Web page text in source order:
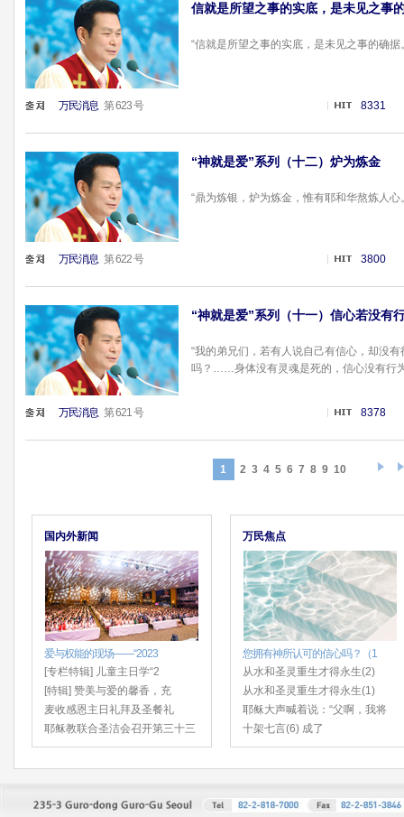
信就是所望之事的实底，是未见之事
“信就是所望之事的实底，是未见之事的确
万民消息第 623 号 8331
“神就是爱”系列（十二）炉为炼金
“鼎为炼银，炉为炼金，惟有耶和华熬炼人
万民消息第 622 号 3800
“神就是爱”系列（十一）信心若没有
“我的弟兄们，若有人说自己有信心，却没
吗？……身体没有灵魂是死的，信心没有行
万民消息第 621 号 8378
1 2 3 4 5 6 7 8 9 10
国内外新闻
爱与权能的现场——“2023
[专栏特辑] 儿童主日学“2
[特辑] 赞美与爱的馨香，充
麦收感恩主日礼拜及圣餐礼
耶稣教联合圣洁会召开第三十三
万民焦点
您拥有神所认可的信心吗？（1
从水和圣灵重生才得永生(2)
从水和圣灵重生才得永生(1)
耶稣大声喊着说：“父啊，我将
十架七言(6) 成了